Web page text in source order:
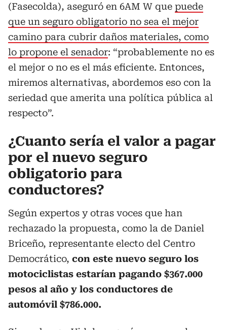
(Fasecolda), aseguró en 6AM W que puede
que un seguro obligatorio no sea el mejor
camino para cubrir daños materiales, como
lo propone el senador: “probablemente no es
el mejor o no es el más eficiente. Entonces,
miremos alternativas, abordemos eso con la
seriedad que amerita una política pública al
respecto”.
¿Cuanto sería el valor a pagar
por el nuevo seguro
obligatorio para
conductores?
Según expertos y otras voces que han
rechazado la propuesta, como la de Daniel
Briceño, representante electo del Centro
Democrático, con este nuevo seguro los
motociclistas estarían pagando $367.000
pesos al año y los conductores de
automóvil $786.000.